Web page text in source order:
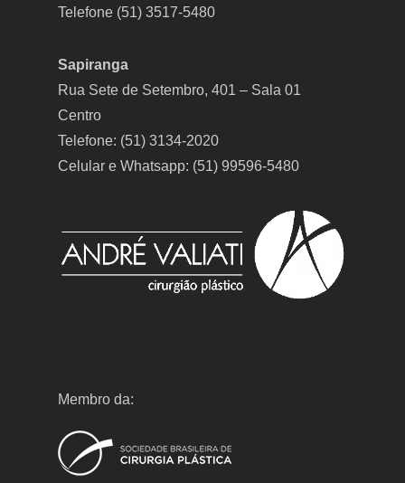
Telefone (51) 3517-5480
Sapiranga
Rua Sete de Setembro, 401 – Sala 01
Centro
Telefone: (51) 3134-2020
Celular e Whatsapp: (51) 99596-5480
Membro da: